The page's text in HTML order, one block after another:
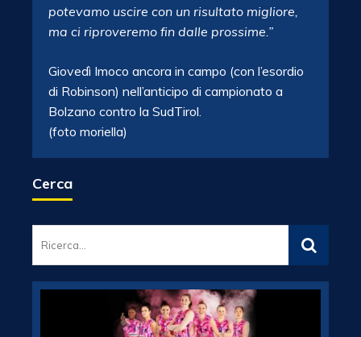
potevamo uscire con un risultato migliore,
ma ci riproveremo fin dalle prossime.”
Giovedì Imoco ancora in campo (con l’esordio
di Robinson) nell’anticipo di campionato a
Bolzano contro la SudTirol.
(foto moriella)
Cerca